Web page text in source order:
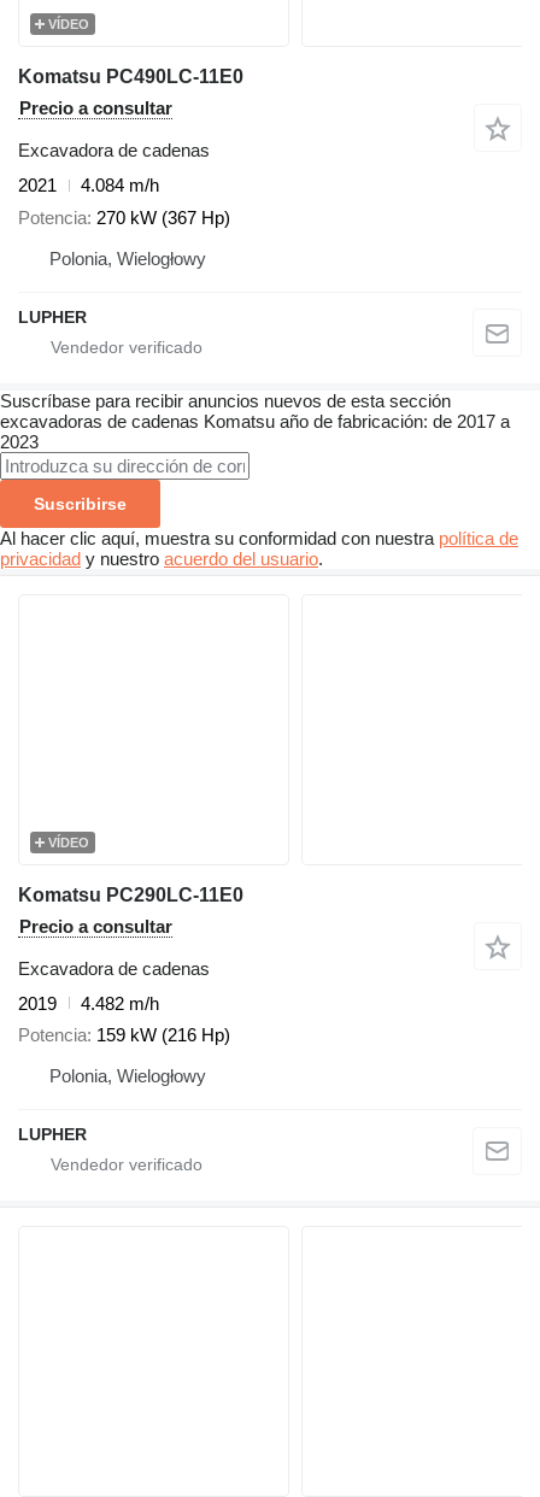
VÍDEO
Komatsu PC490LC-11E0
Precio a consultar
Excavadora de cadenas
2021
4.084 m/h
Potencia 270 kW (367 Hp)
Polonia, Wielogłowy
LUPHER
Suscríbase para recibir anuncios nuevos de esta sección
excavadoras de cadenas Komatsu año de fabricación: de 2017 a
2023
Suscribirse
Al hacer clic aquí, muestra su conformidad con nuestra política de
privacidad y nuestro acuerdo del usuario.
VÍDEO
Komatsu PC290LC-11E0
Precio a consultar
Excavadora de cadenas
2019
4.482 m/h
Potencia 159 kW (216 Hp)
Polonia, Wielogłowy
LUPHER